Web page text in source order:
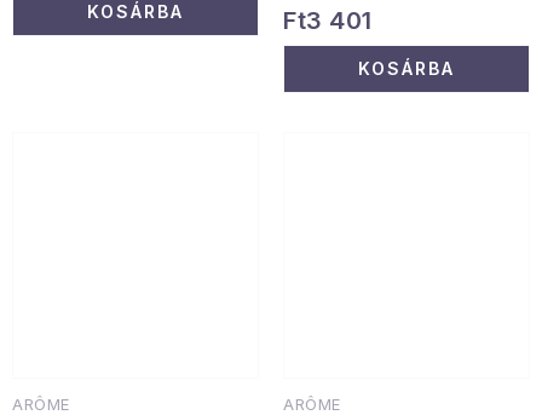
KOSÁRBA Ft3 401
KOSÁRBA
ARÔME ARÔME